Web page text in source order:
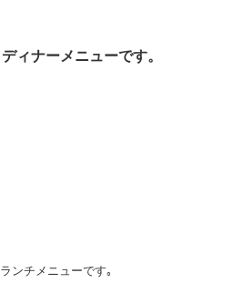
ディナーメニューです。
ランチメニューです｡